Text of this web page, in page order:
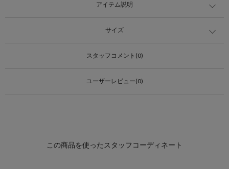
アイテム説明
サイズ
スタッフコメント(0)
ユーザーレビュー(0)